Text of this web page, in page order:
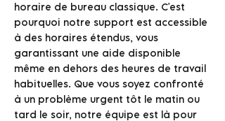
horaire de bureau classique. C'est
pourquoi notre support est accessible
à des horaires étendus, vous
garantissant une aide disponible
même en dehors des heures de travail
habituelles. Que vous soyez confronté
à un problème urgent tôt le matin ou
tard le soir, notre équipe est là pour